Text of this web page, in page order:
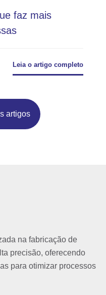
artigos
faz mais
Leia o artigo completo
na fabricação de
precisão, oferecendo
para otimizar processos